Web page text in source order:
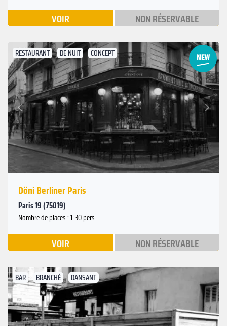
VOIR NON RÉSERVABLE
RESTAURANT DE NUIT CONCEPT
Précédent
Suivant
Döni Berliner Paris
Paris 19 (75019)
Nombre de places : 1-30 pers.
VOIR NON RÉSERVABLE
BAR BRANCHÉ DANSANT